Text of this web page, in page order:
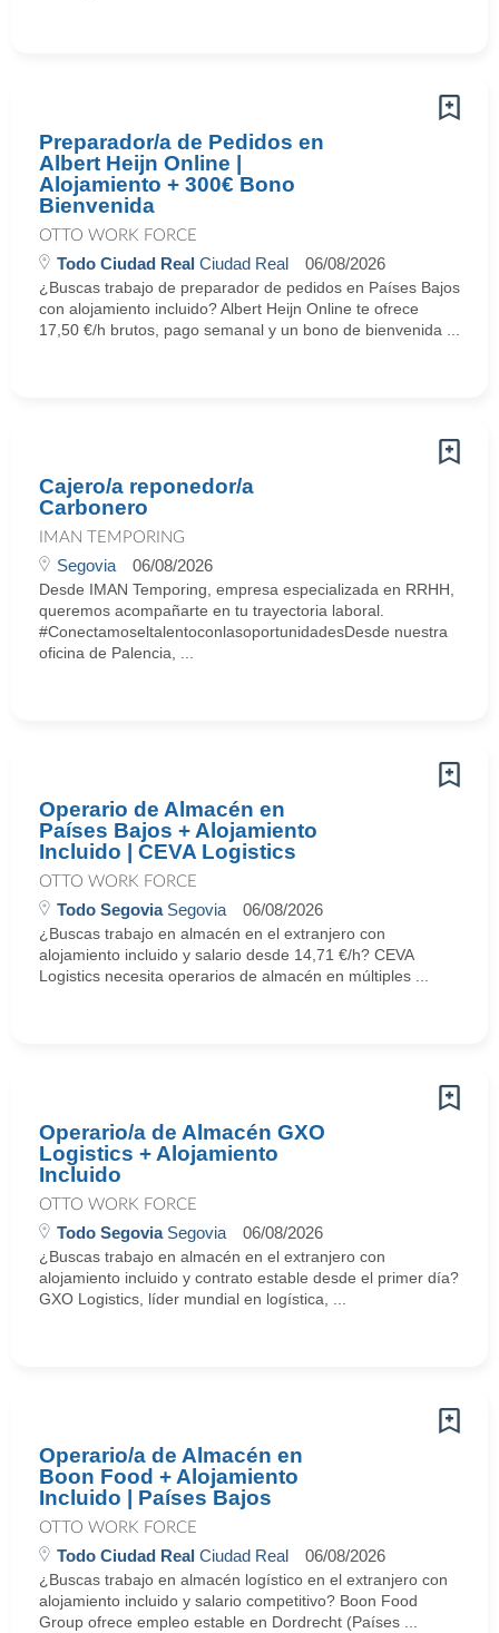
Preparador/a de Pedidos en
Albert Heijn Online |
Alojamiento + 300€ Bono
Bienvenida
OTTO WORK FORCE
Todo Ciudad Real Ciudad Real 06/08/2026
¿Buscas trabajo de preparador de pedidos en Países Bajos
con alojamiento incluido? Albert Heijn Online te ofrece
17,50 €/h brutos, pago semanal y un bono de bienvenida ...
Cajero/a reponedor/a
Carbonero
IMAN TEMPORING
Segovia 06/08/2026
Desde IMAN Temporing, empresa especializada en RRHH,
queremos acompañarte en tu trayectoria laboral.
#ConectamoseltalentoconlasoportunidadesDesde nuestra
oficina de Palencia, ...
Operario de Almacén en
Países Bajos + Alojamiento
Incluido | CEVA Logistics
OTTO WORK FORCE
Todo SegoviaSegovia 06/08/2026
¿Buscas trabajo en almacén en el extranjero con
alojamiento incluido y salario desde 14,71 €/h? CEVA
Logistics necesita operarios de almacén en múltiples ...
Operario/a de Almacén GXO
Logistics + Alojamiento
Incluido
OTTO WORK FORCE
Todo SegoviaSegovia 06/08/2026
¿Buscas trabajo en almacén en el extranjero con
alojamiento incluido y contrato estable desde el primer día?
GXO Logistics, líder mundial en logística, ...
Operario/a de Almacén en
Boon Food + Alojamiento
Incluido | Países Bajos
OTTO WORK FORCE
Todo Ciudad Real Ciudad Real 06/08/2026
¿Buscas trabajo en almacén logístico en el extranjero con
alojamiento incluido y salario competitivo? Boon Food
Group ofrece empleo estable en Dordrecht (Países ...